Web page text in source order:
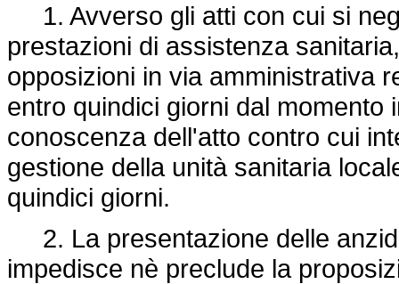
1. Avverso gli atti con cui si
prestazioni di assistenza
opposizioni in via amministrativa
entro quindici giorni dal
conoscenza dell'atto contro cui
gestione della unità sanitaria
quindici giorni.
2. La presentazione delle
impedisce nè preclude la